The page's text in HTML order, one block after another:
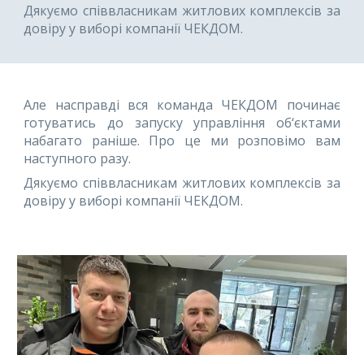
Дякуємо співвласникам житлових комплексів за
довіру у виборі компанії ЧЕКДОМ.
Але насправді вся команда ЧЕКДОМ починає
готуватись до запуску управління об‘єктами
набагато раніше. Про це ми розповімо вам
наступного разу.
Дякуємо співвласникам житлових комплексів за
довіру у виборі компанії ЧЕКДОМ.